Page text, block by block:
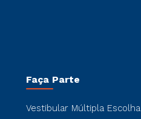
Faça Parte
Vestibular Múltipla Escolha